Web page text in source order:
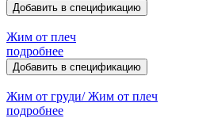
Добавить в спецификацию
Жим от плеч
подробнее
Добавить в спецификацию
Жим от груди/ Жим от плеч
подробнее